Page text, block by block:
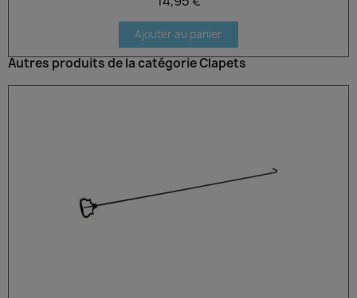
Ajouter au panier
Autres produits de la catégorie Clapets